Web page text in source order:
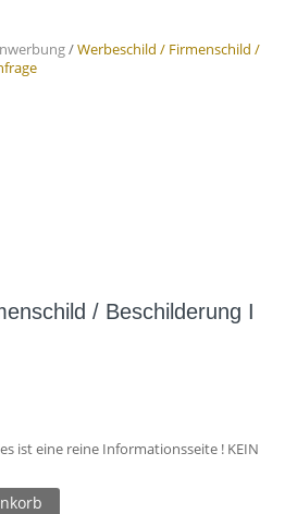
/Werbeschild / Firmenschild /
/ Beschilderung I
ist eine reine Informationsseite ! KEIN